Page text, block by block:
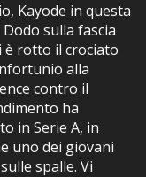
Kayode in questa
sulla fascia
è rotto il crociato
alla
contro il
ha
in Serie A, in
uno dei giovani
spalle. Vi